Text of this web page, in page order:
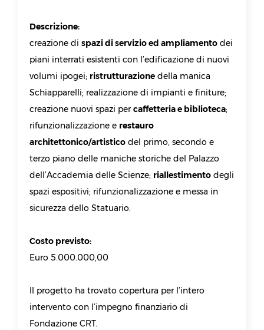
Descrizione:
creazione di spazi di servizio ed ampliamento dei
piani interrati esistenti con l’edificazione di nuovi
volumi ipogei; ristrutturazione della manica
Schiapparelli; realizzazione di impianti e finiture;
creazione nuovi spazi percaffetteria e biblioteca;
rifunzionalizzazione e restauro
architettonico/artistico del primo, secondo e
terzo piano delle maniche storiche del Palazzo
dell’Accademia delle Scienze; riallestimento degli
spazi espositivi; rifunzionalizzazione e messa in
sicurezza dello Statuario.
Costo previsto:
Euro 5.000.000,00
Il progetto ha trovato copertura per l’intero
intervento con l’impegno finanziario di
Fondazione CRT.